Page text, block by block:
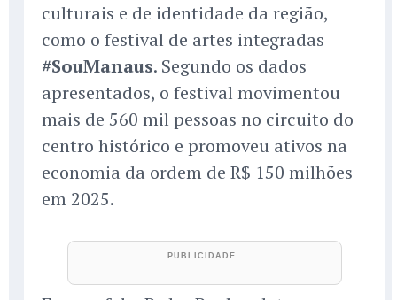
culturais e de identidade da região,
como o festival de artes integradas
#SouManaus. Segundo os dados
apresentados, o festival movimentou
mais de 560 mil pessoas no circuito do
centro histórico e promoveu ativos na
economia da ordem de R$ 150 milhões
em 2025.